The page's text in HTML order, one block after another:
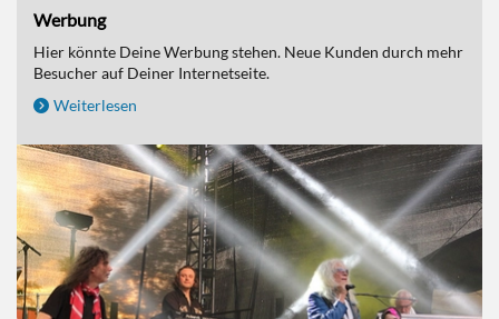
Werbung
Hier könnte Deine Werbung stehen. Neue Kunden durch mehr
Besucher auf Deiner Internetseite.
Weiterlesen